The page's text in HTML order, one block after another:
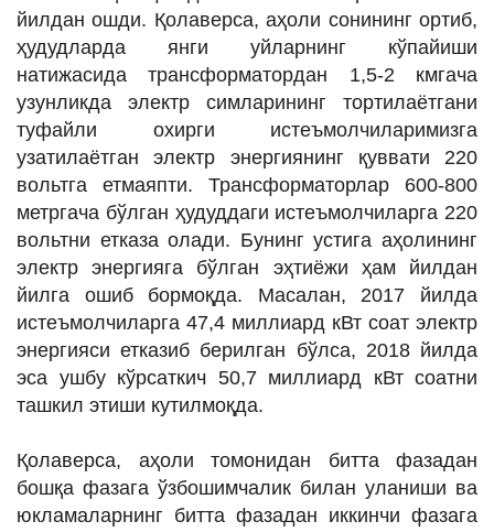
йилдан ошди. Қолаверса, аҳоли сонининг ортиб,
ҳудудларда янги уйларнинг кўпайиши
натижасида трансформатордан 1,5-2 кмгача
узунликда электр симларининг тортилаётгани
туфайли охирги истеъмолчиларимизга
узатилаётган электр энергиянинг қуввати 220
вольтга етмаяпти. Трансформаторлар 600-800
метргача бўлган ҳудуддаги истеъмолчиларга 220
вольтни етказа олади. Бунинг устига аҳолининг
электр энергияга бўлган эҳтиёжи ҳам йилдан
йилга ошиб бормоқда. Масалан, 2017 йилда
истеъмолчиларга 47,4 миллиард кВт соат электр
энергияси етказиб берилган бўлса, 2018 йилда
эса ушбу кўрсаткич 50,7 миллиард кВт соатни
ташкил этиши кутилмоқда.
Қолаверса, аҳоли томонидан битта фазадан
бошқа фазага ўзбошимчалик билан уланиши ва
юкламаларнинг битта фазадан иккинчи фазага